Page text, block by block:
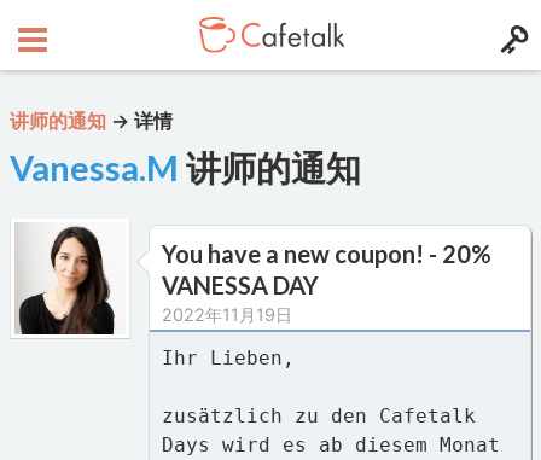
讲师的通知 → 详情
Vanessa.M 讲师的通知
You have a new coupon! - 20%
VANESSA DAY
2022年11月19日
Ihr Lieben,
zusätzlich zu den Cafetalk
Days wird es ab diesem Monat